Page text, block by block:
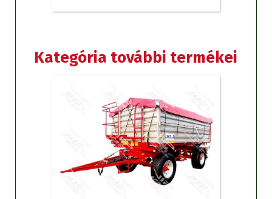
Kategória további termékei